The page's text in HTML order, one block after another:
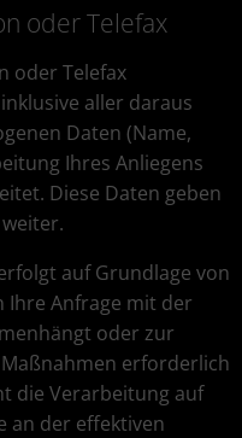
oder Telefax
oder Telefax
aller daraus
Daten (Name,
Ihres Anliegens
Diese Daten geben
auf Grundlage von
Ihre Anfrage mit der
oder zur
erforderlich
die Verarbeitung auf
an der effektiven